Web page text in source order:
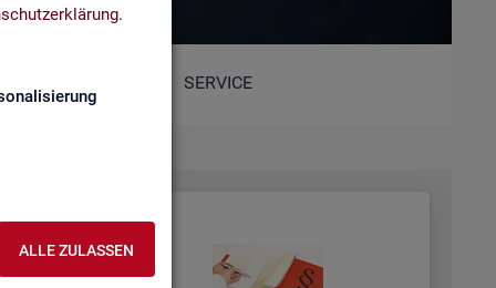
.
ALLE ZULASSEN
SERVICE